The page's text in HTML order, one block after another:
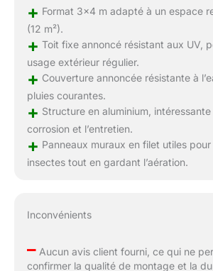
+ Format 3×4 m adapté à un espace
(12 m²).
+ Toit fixe annoncé résistant aux UV,
usage extérieur régulier.
+ Couverture annoncée résistante à
pluies courantes.
+ Structure en aluminium,
corrosion et l’entretien.
+ Panneaux muraux en filet utiles
insectes tout en gardant l’aération.
Inconvénients
–Aucun avis client fourni, ce qui ne
confirmer la qualité de montage et la